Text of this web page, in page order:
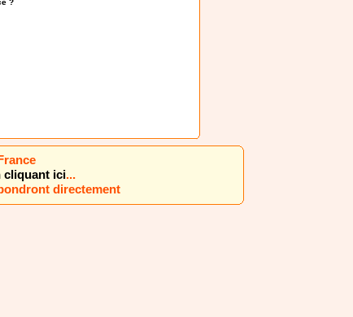
?
cliquant ici...
directement